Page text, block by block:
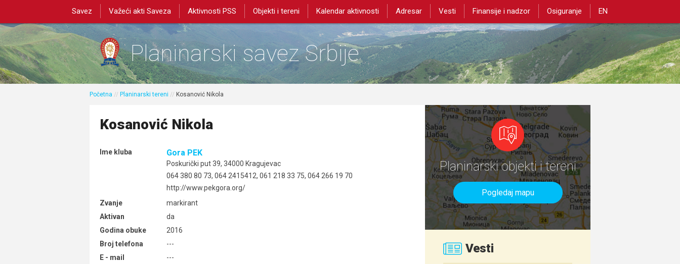
Savez Važeći akti Saveza Aktivnosti PSS Objekti i tereni Kalendar aktivnosti Adresar Vesti Finansije i nadzor Osiguranje EN
Planinarski savez Srbije
Početna // Planinarski tereni // Kosanović Nikola
Kosanović Nikola
Ime kluba Gora PEK
Poskurički put 39, 34000 Kragujevac
064 380 80 73, 064 2415412, 061 218 33 75, 064 266 19 70
http://www.pekgora.org/
Zvanje
markirant
Aktivan
da
Godina obuke
2016
Broj telefona
---
E - mail
---
Planinarski objekti i tereni
Pogledaj mapu
Vesti